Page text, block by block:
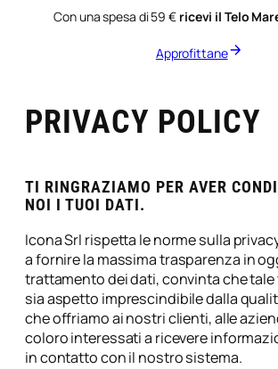
Con una spesa di 59 € ricevi il Telo
Approfittane
PRIVACY POLICY
TI RINGRAZIAMO PER AVER
NOI I TUOI DATI.
Icona Srl rispetta le norme sulla
a fornire la massima trasparenza in
trattamento dei dati, convinta che
sia aspetto imprescindibile dalla
che offriamo ai nostri clienti, alle
coloro interessati a ricevere
in contatto con il nostro sistema.